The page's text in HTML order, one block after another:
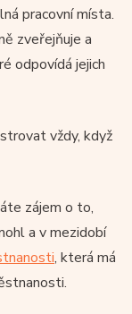
pracovní místa.
zveřejňuje a
odpovídá jejich
vždy, když
zájem o to,
a v mezidobí
, která má